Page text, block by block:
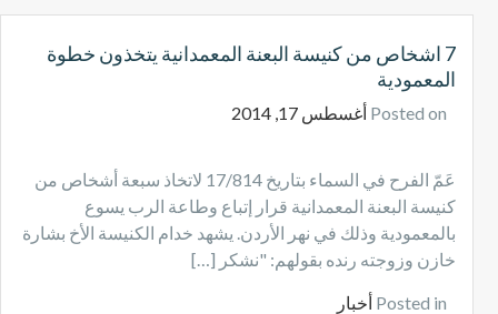
7 اشخاص من كنيسة البعنة المعمدانية يتخذون خطوة
المعمودية
Posted on أغسطس 17, 2014
عَمّ الفرح في السماء بتاريخ 17/814 لاتخاذ سبعة أشخاص من
كنيسة البعنة المعمدانية قرار إتباع وطاعة الرب يسوع
بالمعمودية وذلك في نهر الأردن. يشهد خدام الكنيسة الأخ بشارة
خازن وزوجته رنده بقولهم: "نشكر […]
Posted in أخبار